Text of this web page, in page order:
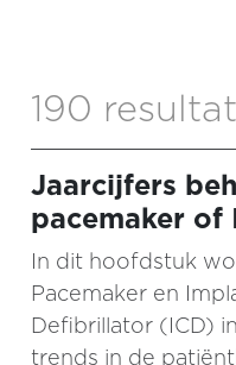
190
Jaarcijfers
pacemaker of
In dit hoofdstuk
Pacemaker en
Defibrillator (ICD)
trends in de